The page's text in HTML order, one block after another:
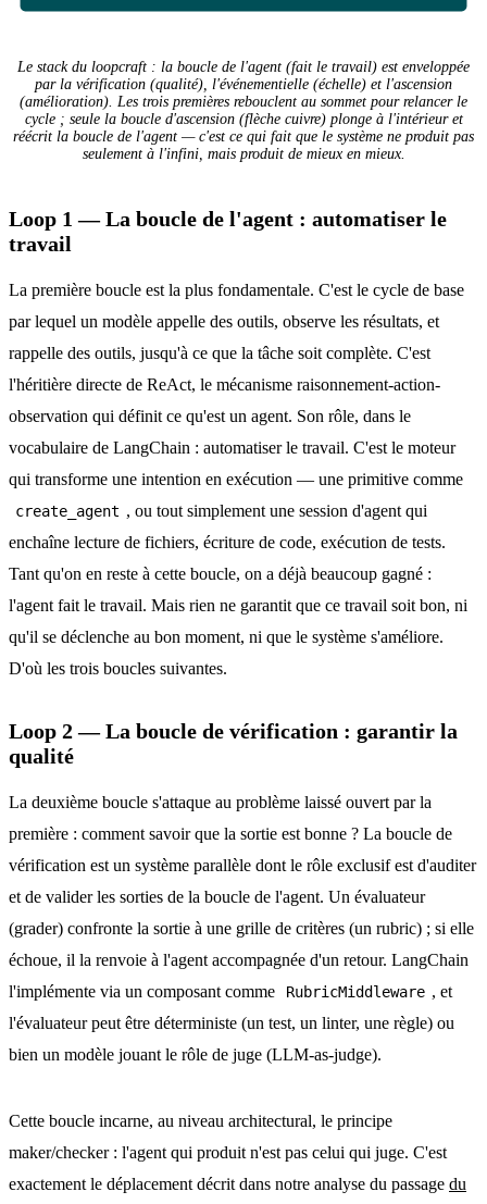
Le stack du loopcraft : la boucle de l'agent (fait le travail) est enveloppée
par la vérification (qualité), l'événementielle (échelle) et l'ascension
(amélioration). Les trois premières rebouclent au sommet pour relancer le
cycle ; seule la boucle d'ascension (flèche cuivre) plonge à l'intérieur et
réécrit la boucle de l'agent — c'est ce qui fait que le système ne produit pas
seulement à l'infini, mais produit de mieux en mieux.
Loop 1 — La boucle de l'agent : automatiser le
travail
La première boucle est la plus fondamentale. C'est le cycle de base
par lequel un modèle appelle des outils, observe les résultats, et
rappelle des outils, jusqu'à ce que la tâche soit complète. C'est
l'héritière directe de ReAct, le mécanisme raisonnement-action-
observation qui définit ce qu'est un agent. Son rôle, dans le
vocabulaire de LangChain : automatiser le travail. C'est le moteur
qui transforme une intention en exécution — une primitive comme
create_agent , ou tout simplement une session d'agent qui
enchaîne lecture de fichiers, écriture de code, exécution de tests.
Tant qu'on en reste à cette boucle, on a déjà beaucoup gagné :
l'agent fait le travail. Mais rien ne garantit que ce travail soit bon, ni
qu'il se déclenche au bon moment, ni que le système s'améliore.
D'où les trois boucles suivantes.
Loop 2 — La boucle de vérification : garantir la
qualité
La deuxième boucle s'attaque au problème laissé ouvert par la
première : comment savoir que la sortie est bonne ? La boucle de
vérification est un système parallèle dont le rôle exclusif est d'auditer
et de valider les sorties de la boucle de l'agent. Un évaluateur
(grader) confronte la sortie à une grille de critères (un rubric) ; si elle
échoue, il la renvoie à l'agent accompagnée d'un retour. LangChain
l'implémente via un composant comme
RubricMiddleware , et
l'évaluateur peut être déterministe (un test, un linter, une règle) ou
bien un modèle jouant le rôle de juge (LLM-as-judge).
Cette boucle incarne, au niveau architectural, le principe
maker/checker : l'agent qui produit n'est pas celui qui juge. C'est
exactement le déplacement décrit dans notre analyse du passage du